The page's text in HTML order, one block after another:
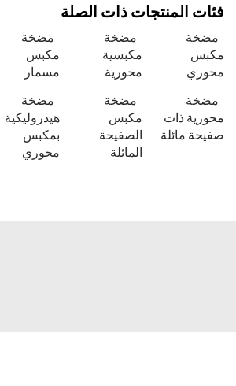
فئات المنتجات ذات الصلة
مضخة
مكبس
محوري
مضخة
مكبسية
محورية
مضخة
مكبس
مسمار
مضخة
محورية ذات
صفيحة مائلة
مضخة
مكبس
الصفيحة
المائلة
مضخة
هيدروليكية
بمكبس
محوري